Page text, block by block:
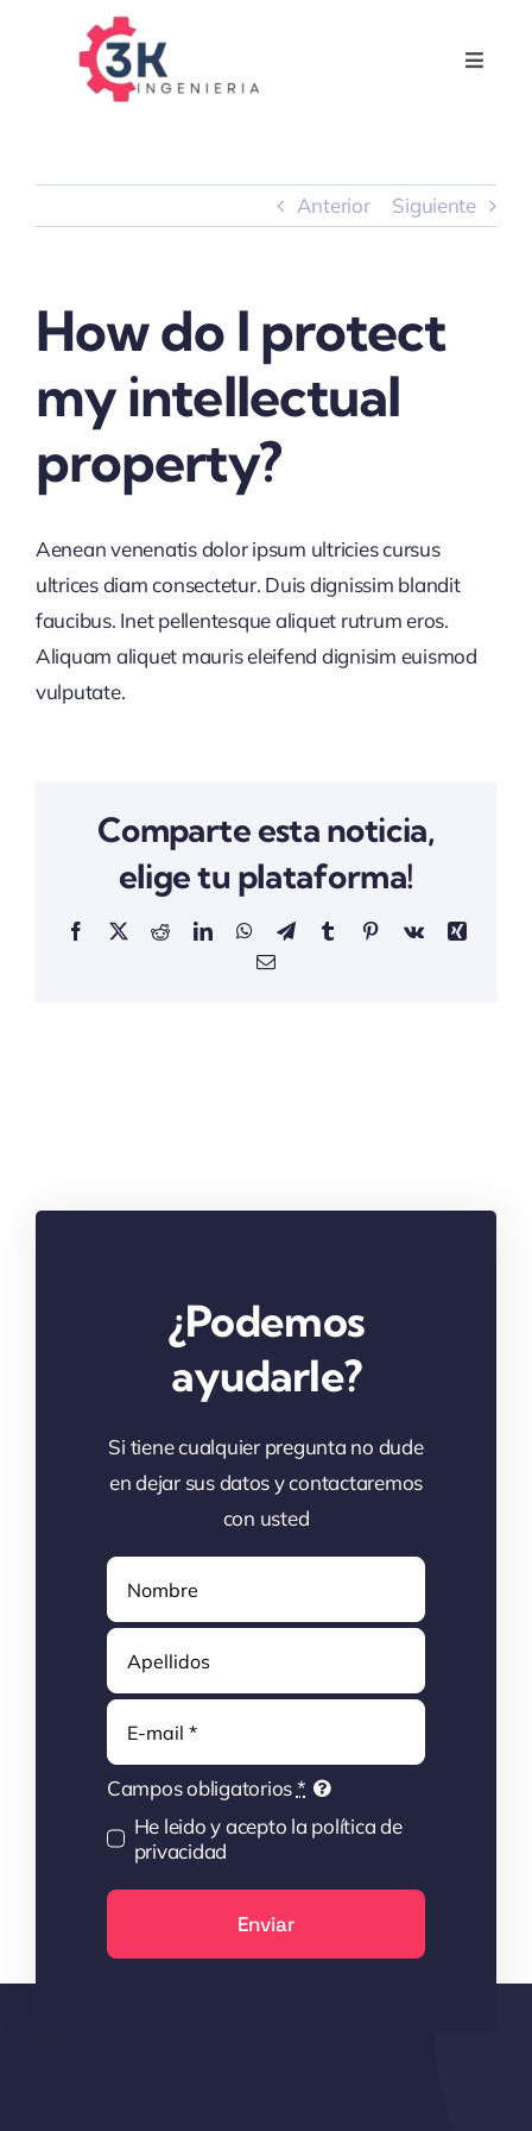
contenido
Toggle
Empresa
Anterior Siguiente
How do I protect
my intellectual
property?
Aenean venenatis dolor ipsum ultricies cursus
ultrices diam consectetur. Duis dignissim blandit
faucibus. Inet pellentesque aliquet rutrum eros.
Aliquam aliquet mauris eleifend dignisim euismod
vulputate.
Comparte esta noticia,
elige tu plataforma!
Facebook
X RedditLinkedInWhatsApp
TelegramTumblrPinterestVk
Xing
Correo
¿Podemos
ayudarle?
Si tiene cualquier pregunta no dude
en dejar sus datos y contactaremos
con usted
Correo
electrónico
Campos obligatorios*
He leido y acepto la política de
privacidad
Enviar